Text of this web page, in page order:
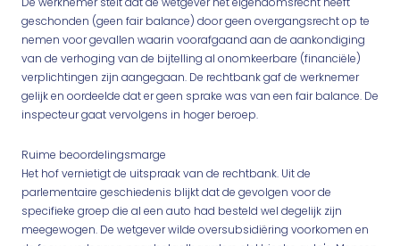
geschonden (geen fair balance) door geen overgangsrecht op te
nemen voor gevallen waarin voorafgaand aan de aankondiging
van de verhoging van de bijtelling al onomkeerbare (financiële)
verplichtingen zijn aangegaan. De rechtbank gaf de werknemer
gelijk en oordeelde dat er geen sprake was van een fair balance. De
inspecteur gaat vervolgens in hoger beroep.
Ruime beoordelingsmarge
Het hof vernietigt de uitspraak van de rechtbank. Uit de
parlementaire geschiedenis blijkt dat de gevolgen voor de
specifieke groep die al een auto had besteld wel degelijk zijn
meegewogen. De wetgever wilde oversubsidiëring voorkomen en